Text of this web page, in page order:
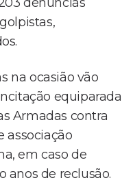
denúncias
na ocasião vão
equiparada
Armadas contra
associação
em caso de
anos de reclusão.